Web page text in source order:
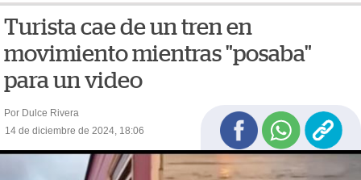
Turista cae de un tren en
movimiento mientras "posaba"
para un video
Por Dulce Rivera
14 de diciembre de 2024, 18:06